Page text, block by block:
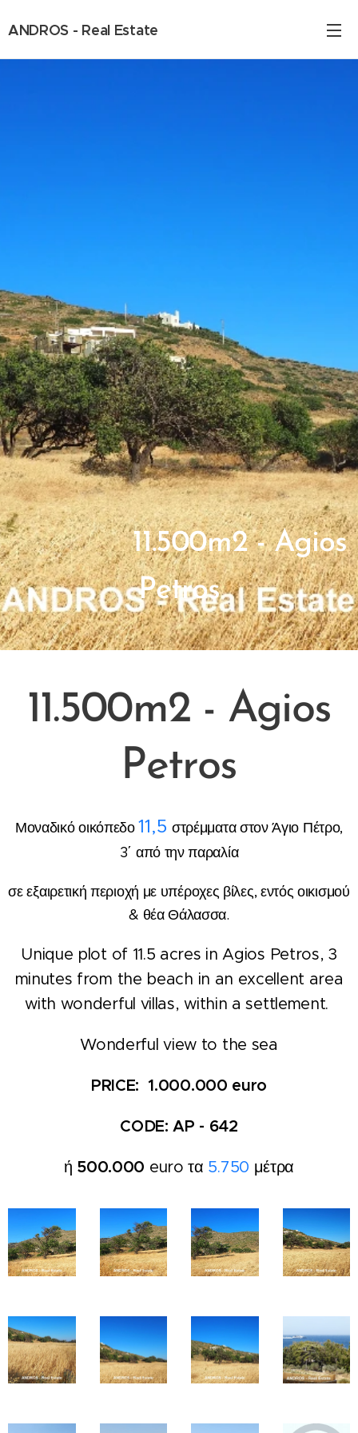
ANDROS - Real Estate
11.500m2 - Agios
Petros
11.500m2 - Agios
Petros
Μοναδικό οικόπεδο11,5 στρέμματα στον Άγιο Πέτρο,
3΄ από την παραλία
σε εξαιρετική περιοχή με υπέροχες βίλες, εντός οικισμού
& θέα Θάλασσα.
Unique plot of 11.5 acres in Agios Petros, 3
minutes from the beach in an excellent area
with wonderful villas, within a settlement.
Wonderful view to the sea
PRICE: 1.000.000 euro
CODE: AP - 642
ή 500.000 euro τα 5.750 μέτρα